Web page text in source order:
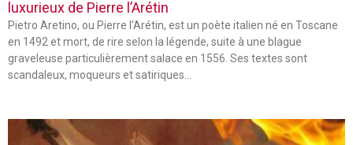
luxurieux de Pierre l’Arétin
Pietro Aretino, ou Pierre l’Arétin, est un poète italien né en Toscane
en 1492 et mort, de rire selon la légende, suite à une blague
graveleuse particulièrement salace en 1556. Ses textes sont
scandaleux, moqueurs et satiriques…